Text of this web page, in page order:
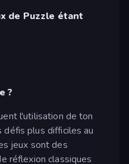
de Puzzle étant
?
l'utilisation de ton
défis plus difficiles au
jeux sont des
réflexion classiques